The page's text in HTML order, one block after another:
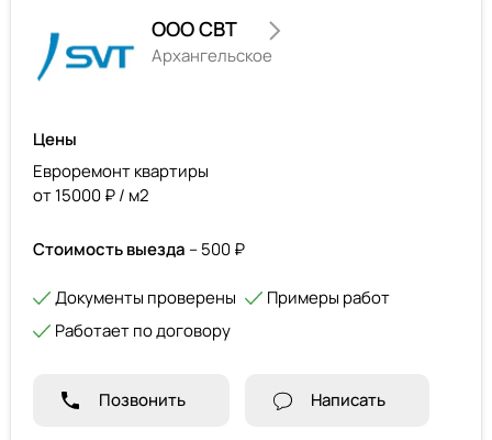
ООО СВТ
Архангельское
Цены
Евроремонт квартиры
от 15000 ₽ / м2
Стоимость выезда – 500 ₽
Документы проверены
Примеры работ
Работает по договору
Позвонить Написать